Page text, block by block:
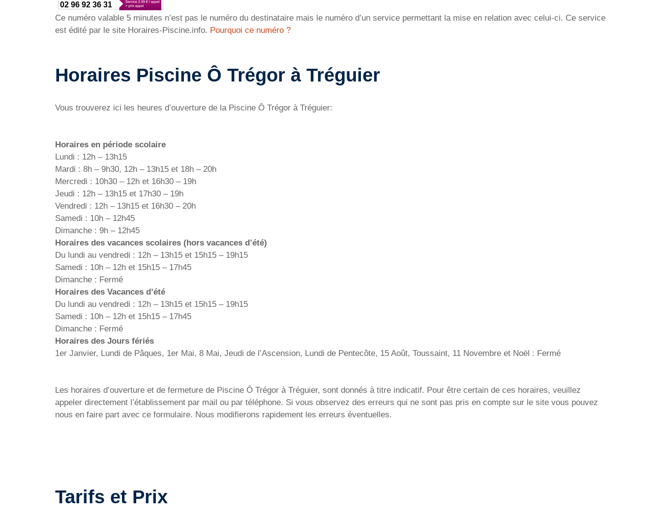
02 96 92 36 31
Ce numéro valable 5 minutes n’est pas le numéro du destinataire mais le numéro d’un service permettant la mise en relation avec celui-ci. Ce service
est édité par le site Horaires-Piscine.info. Pourquoi ce numéro ?
Horaires Piscine Ô Trégor à Tréguier
Vous trouverez ici les heures d’ouverture de la Piscine Ô Trégor à Tréguier:
Horaires en période scolaire
Lundi : 12h – 13h15
Mardi : 8h – 9h30, 12h – 13h15 et 18h – 20h
Mercredi : 10h30 – 12h et 16h30 – 19h
Jeudi : 12h – 13h15 et 17h30 – 19h
Vendredi : 12h – 13h15 et 16h30 – 20h
Samedi : 10h – 12h45
Dimanche : 9h – 12h45
Horaires des vacances scolaires (hors vacances d’été)
Du lundi au vendredi : 12h – 13h15 et 15h15 – 19h15
Samedi : 10h – 12h et 15h15 – 17h45
Dimanche : Fermé
Horaires des Vacances d’été
Du lundi au vendredi : 12h – 13h15 et 15h15 – 19h15
Samedi : 10h – 12h et 15h15 – 17h45
Dimanche : Fermé
Horaires des Jours fériés
1er Janvier, Lundi de Pâques, 1er Mai, 8 Mai, Jeudi de l’Ascension, Lundi de Pentecôte, 15 Août, Toussaint, 11 Novembre et Noël : Fermé
Les horaires d’ouverture et de fermeture de Piscine Ô Trégor à Tréguier, sont donnés à titre indicatif. Pour être certain de ces horaires, veuillez
appeler directement l’établissement par mail ou par téléphone. Si vous observez des erreurs qui ne sont pas pris en compte sur le site vous pouvez
nous en faire part avec ce formulaire. Nous modifierons rapidement les erreurs éventuelles.
Tarifs et Prix